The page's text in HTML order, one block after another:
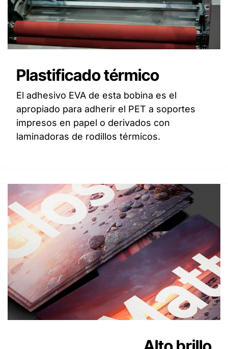
Plastificado térmico
El adhesivo EVA de esta bobina es el
apropiado para adherir el PET a soportes
impresos en papel o derivados con
laminadoras de rodillos térmicos.